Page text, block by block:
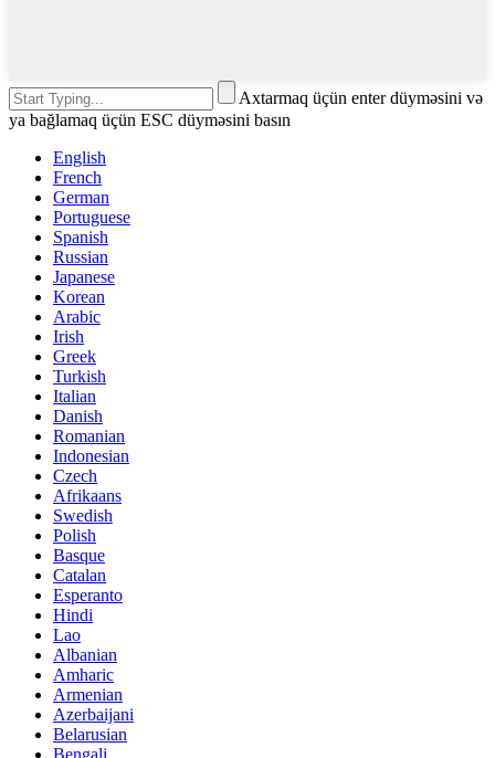
Axtarmaq üçün enter düyməsini və
ya bağlamaq üçün ESC düyməsini basın
English
French
German
Portuguese
Spanish
Russian
Japanese
Korean
Arabic
Irish
Greek
Turkish
Italian
Danish
Romanian
Indonesian
Czech
Afrikaans
Swedish
Polish
Basque
Catalan
Esperanto
Hindi
Lao
Albanian
Amharic
Armenian
Azerbaijani
Belarusian